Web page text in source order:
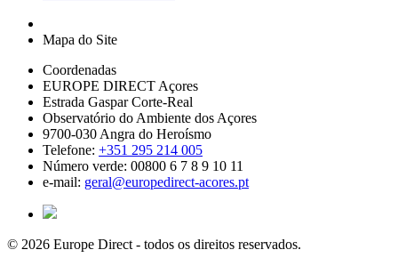
Mapa do Site
Coordenadas
EUROPE DIRECT Açores
Estrada Gaspar Corte-Real
Observatório do Ambiente dos Açores
9700-030 Angra do Heroísmo
Telefone: +351 295 214 005
Número verde: 00800 6 7 8 9 10 11
e-mail: geral@europedirect-acores.pt
© 2026 Europe Direct - todos os direitos reservados.